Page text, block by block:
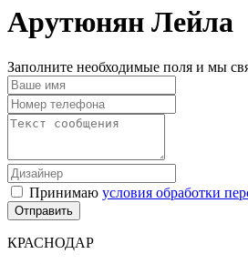
Арутюнян Лейла
Заполните необходимые поля и мы
Принимаю условия обработки
КРАСНОДАР